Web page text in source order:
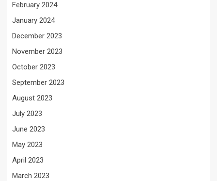
February 2024
January 2024
December 2023
November 2023
October 2023
September 2023
August 2023
July 2023
June 2023
May 2023
April 2023
March 2023